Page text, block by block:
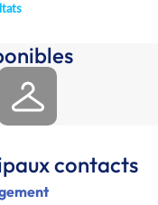
contacts